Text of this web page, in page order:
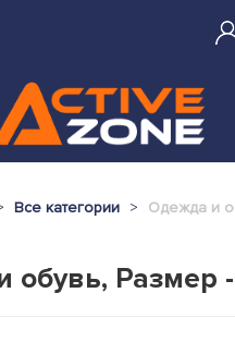
Все категории Одежда и
обувь, Размер